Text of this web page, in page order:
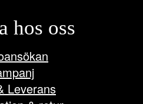
hos oss
Leverans